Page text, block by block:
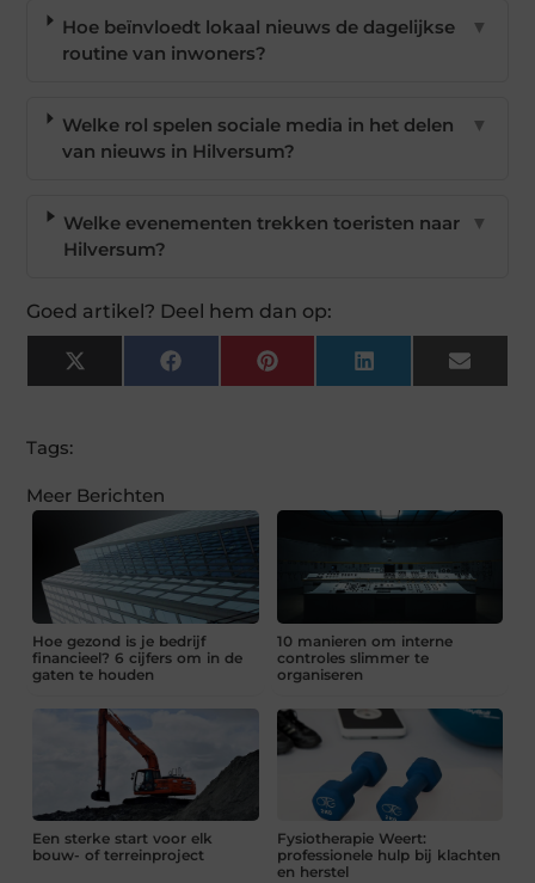
Hoe beïnvloedt lokaal nieuws de dagelijkse
routine van inwoners?
▼
Welke rol spelen sociale media in het delen
van nieuws in Hilversum?
▼
Welke evenementen trekken toeristen naar
Hilversum?
▼
Goed artikel? Deel hem dan op:
X
(Twitter)
FacebookPinterest LinkedIn Email
Tags:
Meer Berichten
Hoe gezond is je bedrijf
financieel? 6 cijfers om in de
gaten te houden
10 manieren om interne
controles slimmer te
organiseren
Een sterke start voor elk
bouw- of terreinproject
Fysiotherapie Weert:
professionele hulp bij klachten
en herstel